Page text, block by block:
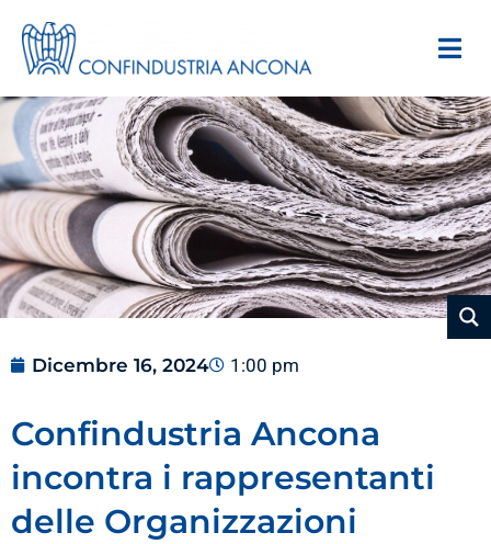
Dicembre 16, 2024 1:00 pm
Confindustria Ancona
incontra i rappresentanti
delle Organizzazioni